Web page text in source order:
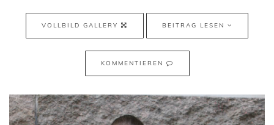
VOLLBILD GALLERY BEITRAG LESEN
KOMMENTIEREN